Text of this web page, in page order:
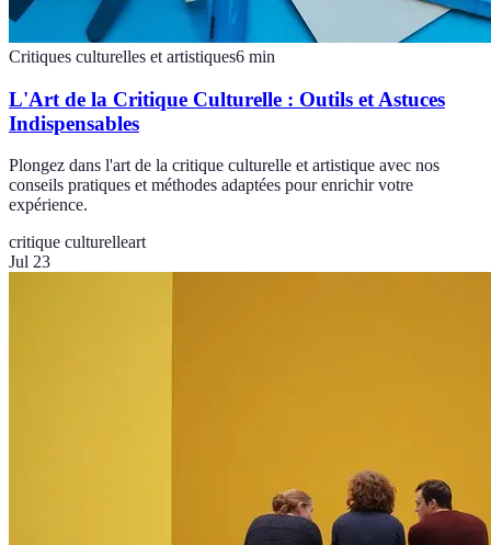
Critiques culturelles et artistiques6 min
L'Art de la Critique Culturelle : Outils et Astuces
Indispensables
Plongez dans l'art de la critique culturelle et artistique avec nos
conseils pratiques et méthodes adaptées pour enrichir votre
expérience.
critique culturelleart
Jul 23